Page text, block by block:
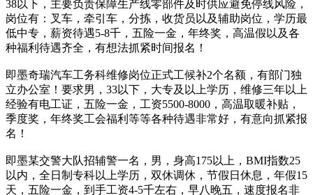
38以下，主要负责保障生产线零部件及时供应避免停线风险，
岗位有：叉车，牵引车，分拣，收货员以及辅助岗位，学历最
低中专，薪资待遇5-8千，五险一金，年终奖，高温假以及各
种福利待遇齐全，有想法抓紧时间报名！
即墨奇瑞汽车工务科维修岗位正式工候补2个名额，有部门独
立办公室！要求男，33以下，大专及以上学历，维修三年以上
经验有电工证，五险一金，工资5500-8000，高温取暖补贴，
季度奖，年终奖工会福利等等各种待遇非常好，有意向抓紧报
名！
即墨某交警大队招辅警一名，男，身高175以上，BMI指数25
以内，全日制专科以上学历，双休调休，节假日休息，年假15
天，五险一金，到手工资4-5千左右，早八晚五，速度报名非